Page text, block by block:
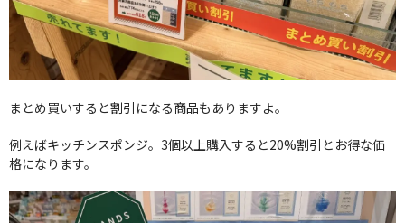
まとめ買いすると割引になる商品もありますよ。
例えばキッチンスポンジ。3個以上購入すると20%割引とお得な価
格になります。